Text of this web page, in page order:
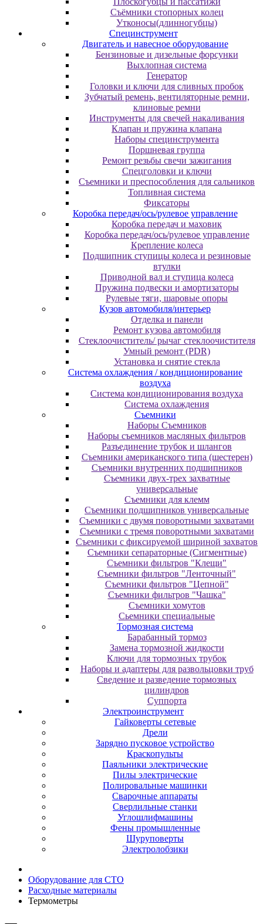
Съёмники стопорных колец
Утконосы(длинногубцы)
Специнструмент
Двигатель и навесное оборудование
Бензиновые и дизельные форсунки
Выхлопная система
Генератор
Головки и ключи для сливных пробок
Зубчатый ремень, вентиляторные ремни,
клиновые ремни
Инструменты для свечей накаливания
Клапан и пружина клапана
Наборы специнструмента
Поршневая группа
Ремонт резьбы свечи зажигания
Спецголовки и ключи
Съемники и преспособления для сальников
Топливная система
Фиксаторы
Коробка передач/ось/рулевое управление
Коробка передач и маховик
Коробка передач/ось/рулевое управление
Крепление колеса
Подшипник ступицы колеса и резиновые
втулки
Приводной вал и ступица колеса
Пружина подвески и амортизаторы
Рулевые тяги, шаровые опоры
Кузов автомобиля/интерьер
Отделка и панели
Ремонт кузова автомобиля
Стеклоочиститель/ рычаг стеклоочистителя
Умный ремонт (PDR)
Установка и снятие стекла
Система охлаждения / кондиционирование
воздуха
Система кондиционирования воздуха
Система охлаждения
Съемники
Наборы Съемников
Наборы съемников масляных фильтров
Разъединение трубок и шлангов
Съемники американского типа (шестерен)
Съемники внутренних подшипников
Съемники двух-трех захватные
универсальные
Съемники для клемм
Съемники подшипников универсальные
Съемники с двумя поворотными захватами
Съемники с тремя поворотными захватами
Съемники с фиксируемой шириной захватов
Съемники сепараторные (Сигментные)
Съемники фильтров "Клещи"
Съемники фильтров "Ленточный"
Съемники фильтров "Цепной"
Съемники фильтров "Чашка"
Съемники хомутов
Сьемники специальные
Тормозная система
Барабанный тормоз
Замена тормозной жидкости
Ключи для тормозных трубок
Наборы и адаптеры для развольцовки труб
Сведение и разведение тормозных
цилиндров
Суппорта
Электроинструмент
Гайковерты сетевые
Дрели
Зарядно пусковое устройство
Краскопульты
Паяльники электрические
Пилы электрические
Полировальные машинки
Сварочные аппараты
Сверлильные станки
Углошлифмашины
Фены промышленные
Шуруповерты
Электролобзики
Оборудование для CТО
Расходные материалы
Термометры